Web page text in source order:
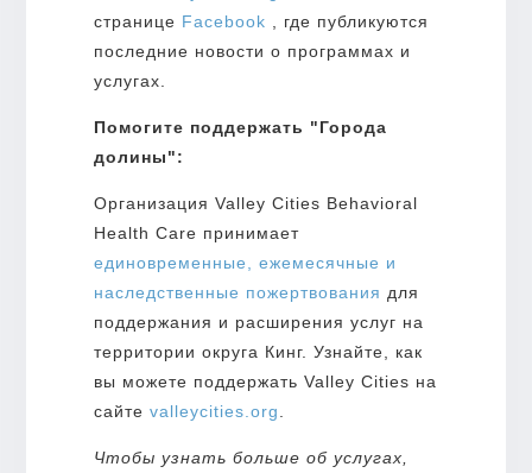
странице Facebook
, где публикуются
последние новости о программах и
услугах.
Помогите поддержать "Города
долины":
Организация Valley Cities Behavioral
Health Care принимает
единовременные, ежемесячные и
наследственные пожертвования для
поддержания и расширения услуг на
территории округа Кинг. Узнайте, как
вы можете поддержать Valley Cities на
сайте valleycities.org
Чтобы узнать больше об услугах,